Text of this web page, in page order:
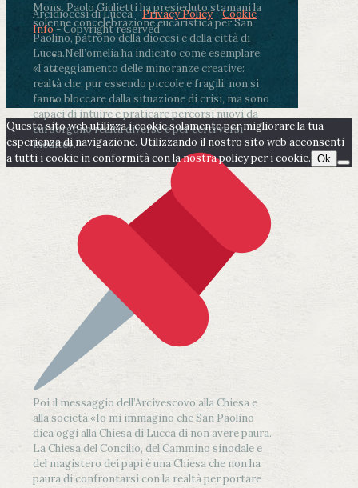
Mons. Paolo Giulietti ha presieduto stamani la
solenne concelebrazione eucaristica per San
Paolino, patrono della diocesi e della città di
Lucca.Nell’omelia ha indicato come esemplare
«l’atteggiamento delle minoranze creative:
realtà che, pur essendo piccole e fragili, non si
fanno bloccare dalla situazione di crisi, ma sono
capaci di intuire e praticare percorsi nuovi da
cui sorgono realtà diverse e per certi versi
inedite».
Poi il messaggio dell’Arcivescovo alla Chiesa e
alla società:«Io mi immagino che San Paolino
dica oggi alla Chiesa di Lucca di non avere paura.
La Chiesa del Concilio, del Cammino sinodale e
del magistero dei papi è una Chiesa che non ha
paura di confrontarsi con la realtà per portare
Arcidiocesi di Lucca -Privacy Policy-Cookie
Info- Copyright reserved
Questo sito web utilizza i cookie solamente per migliorare la tua
esperienza di navigazione. Utilizzando il nostro sito web acconsenti
a tutti i cookie in conformità con la nostra policy per i cookie. Ok